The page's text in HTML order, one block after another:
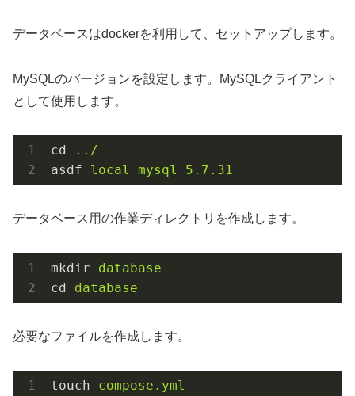
データベースはdockerを利用して、セットアップします。
MySQLのバージョンを設定します。MySQLクライアント
として使用します。
cd
../
asdf
local mysql 5.7.31
データベース用の作業ディレクトリを作成します。
mkdir
database
cd
database
必要なファイルを作成します。
touch compose.yml